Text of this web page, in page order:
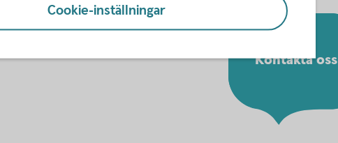
Kontakta oss
Cookie-inställningar